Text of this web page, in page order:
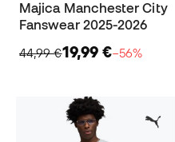
Majica Manchester City
Fanswear 2025-2026
44,99 €19,99 €−56%